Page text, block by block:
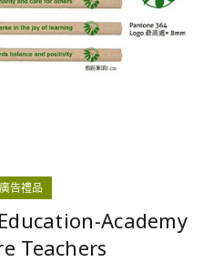
廣告禮品
Academy
Teachers